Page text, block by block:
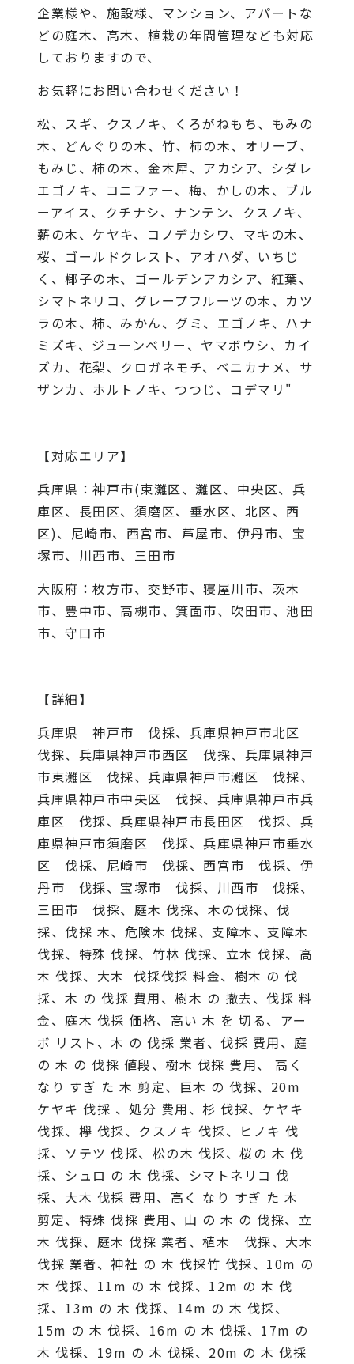
企業様や、施設様、マンション、アパートな
どの庭木、高木、植栽の年間管理なども対応
しておりますので、
お気軽にお問い合わせください！
松、スギ、クスノキ、くろがねもち、もみの
木、どんぐりの木、竹、柿の木、オリーブ、
もみじ、柿の木、金木犀、アカシア、シダレ
エゴノキ、コニファー、梅、かしの木、ブル
ーアイス、クチナシ、ナンテン、クスノキ、
薪の木、ケヤキ、コノデカシワ、マキの木、
桜、ゴールドクレスト、アオハダ、いちじ
く、椰子の木、ゴールデンアカシア、紅葉、
シマトネリコ、グレープフルーツの木、カツ
ラの木、柿、みかん、グミ、エゴノキ、ハナ
ミズキ、ジューンベリー、ヤマボウシ、カイ
ズカ、花梨、クロガネモチ、ベニカナメ、サ
ザンカ、ホルトノキ、つつじ、コデマリ"
【対応エリア】
兵庫県：神戸市(東灘区、灘区、中央区、兵
庫区、長田区、須磨区、垂水区、北区、西
区)、尼崎市、西宮市、芦屋市、伊丹市、宝
塚市、川西市、三田市
大阪府：枚方市、交野市、寝屋川市、茨木
市、豊中市、高槻市、箕面市、吹田市、池田
市、守口市
【詳細】
兵庫県 神戸市 伐採、兵庫県神戸市北区
伐採、兵庫県神戸市西区 伐採、兵庫県神戸
市東灘区 伐採、兵庫県神戸市灘区 伐採、
兵庫県神戸市中央区 伐採、兵庫県神戸市兵
庫区 伐採、兵庫県神戸市長田区 伐採、兵
庫県神戸市須磨区 伐採、兵庫県神戸市垂水
区 伐採、尼崎市 伐採、西宮市 伐採、伊
丹市 伐採、宝塚市 伐採、川西市 伐採、
三田市 伐採、庭木 伐採、木の伐採、伐
採、伐採 木、危険木 伐採、支障木、支障木
伐採、特殊 伐採、竹林 伐採、立木 伐採、高
木 伐採、大木 伐採伐採 料金、樹木 の 伐
採、木 の 伐採 費用、樹木 の 撤去、伐採 料
金、庭木 伐採 価格、高い 木 を 切る、アー
ボ リスト、木 の 伐採 業者、伐採 費用、庭
の 木 の 伐採 値段、樹木 伐採 費用、 高く
なり すぎ た 木 剪定、巨木 の 伐採、20m
ケヤキ 伐採 、処分 費用、杉 伐採、ケヤキ
伐採、欅 伐採、クスノキ 伐採、ヒノキ 伐
採、ソテツ 伐採、松の木 伐採、桜の 木 伐
採、シュロ の 木 伐採、シマトネリコ 伐
採、大木 伐採 費用、高く なり すぎ た 木
剪定、特殊 伐採 費用、山 の 木 の 伐採、立
木 伐採、庭木 伐採 業者、植木 伐採、大木
伐採 業者、神社 の 木 伐採竹 伐採、10m の
木 伐採、11m の 木 伐採、12m の 木 伐
採、13m の 木 伐採、14m の 木 伐採、
15m の 木 伐採、16m の 木 伐採、17m の
木 伐採、19m の 木 伐採、20m の 木 伐採